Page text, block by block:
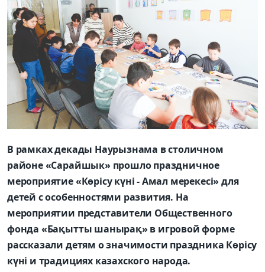
В рамках декады Наурызнама в столичном
районе «Сарайшык» прошло праздничное
мероприятие «Көрісу күні - Амал мерекесі» для
детей с особенностями развития. На
мероприятии представители Общественного
фонда «Бақытты шанырақ» в игровой форме
рассказали детям о значимости праздника Көрісу
күні и традициях казахского народа.